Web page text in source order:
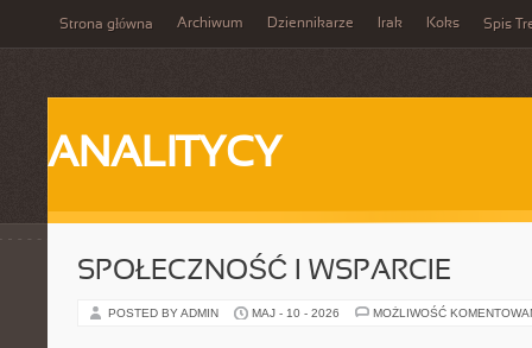
Strona główna Archiwum Dziennikarze Irak Koks Spis
ANALITYCY
SPOŁECZNOŚĆ I WSPARCIE
POSTED BY ADMIN MAJ - 10 - 2026 MOŻLIWOŚĆ